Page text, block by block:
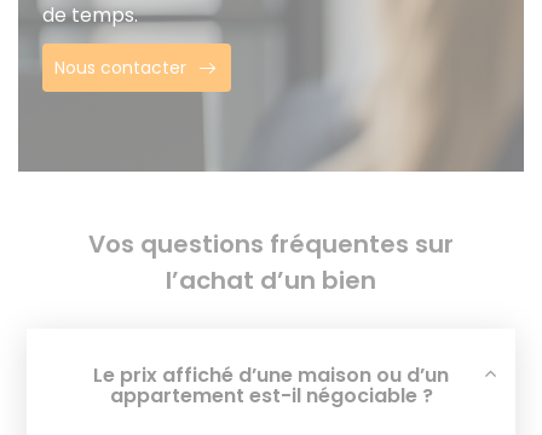
de temps.
Nous contacter
Vos questions fréquentes sur
l’achat d’un bien
Le prix affiché d’une maison ou d’un
appartement est-il négociable ?